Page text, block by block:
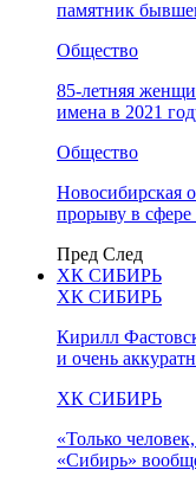
памятник
Общество
85-летняя
имена в 2021
Общество
Новосибирская
прорыву в
Пред След
ХК СИБИРЬ
ХК СИБИРЬ
Кирилл
и очень
ХК СИБИРЬ
«Только
«Сибирь»